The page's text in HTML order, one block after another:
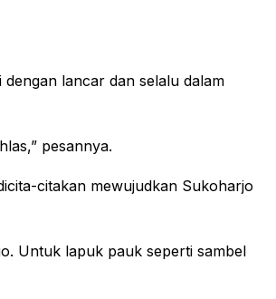
lancar dan selalu dalam
pesannya.
citakan mewujudkan Sukoharjo
Untuk lapuk pauk seperti sambel